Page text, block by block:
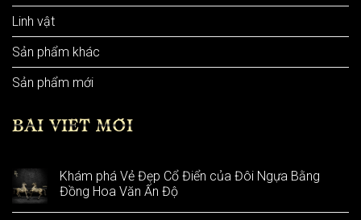
Linh vật
Sản phẩm khác
Sản phẩm mới
BÀI VIẾT MỚI
Khám phá Vẻ Đẹp Cổ Điển của Đôi Ngựa Bằng
Đồng Hoa Văn Ấn Độ